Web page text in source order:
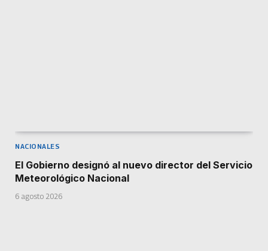
NACIONALES
El Gobierno designó al nuevo director del Servicio
Meteorológico Nacional
6 agosto 2026